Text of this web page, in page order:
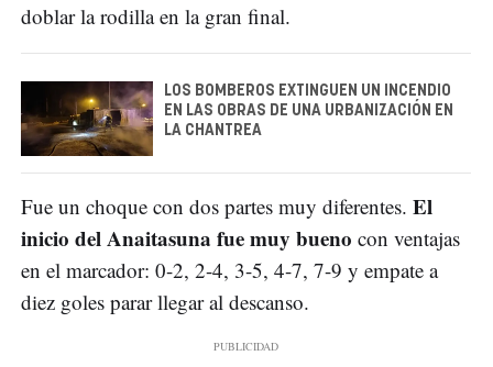
doblar la rodilla en la gran final.
LOS BOMBEROS EXTINGUEN UN INCENDIO
EN LAS OBRAS DE UNA URBANIZACIÓN EN
LA CHANTREA
Fue un choque con dos partes muy diferentes. El
inicio del Anaitasuna fue muy bueno con ventajas
en el marcador: 0-2, 2-4, 3-5, 4-7, 7-9 y empate a
diez goles parar llegar al descanso.